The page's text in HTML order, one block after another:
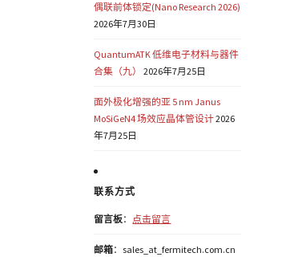
偶联前体锁定(Nano Research 2026)
2026年7月30日
QuantumATK 低维电子材料与器件
合集（九）
2026年7月25日
面外极化增强的亚 5 nm Janus
MoSiGeN4 场效应晶体管设计2026
年7月25日
联系方式
留言板： 点击留言
邮箱：sales_at_fermitech.com.cn